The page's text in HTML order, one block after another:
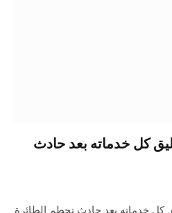
كل خدماته بعد حادث
كل خدماته بعد حادث تحطم الطائرة